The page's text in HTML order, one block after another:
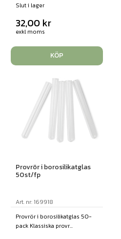
Slut i lager
32,00 kr
exkl moms
KÖP
Provrör i borosilikatglas
50st/fp
Art. nr: 169918
Provrör i borosilikatglas 50-
pack Klassiska provr...